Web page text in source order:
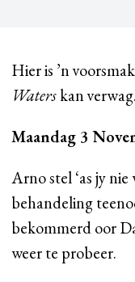
Hier is ’n
Waterskan verwag.
Maandag 3
Arno stel ‘as jy
behandeling
bekommerd oor
weer te probeer.